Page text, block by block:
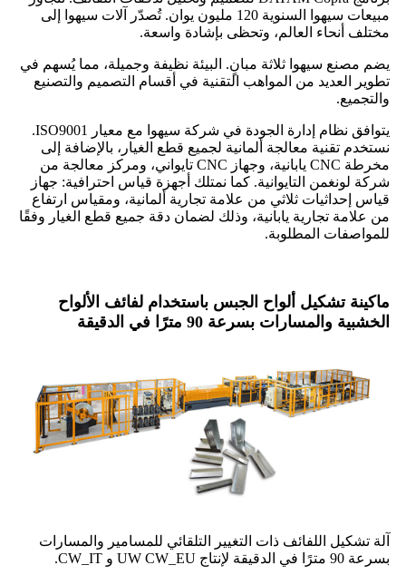
مبيعات سيهوا السنوية 120 مليون يوان. تُصدّر آلات سيهوا إلى
مختلف أنحاء العالم، وتحظى بإشادة واسعة.
يضم مصنع سيهوا ثلاثة مبانٍ. البيئة نظيفة وجميلة، مما يُسهم في
تطوير العديد من المواهب التقنية في أقسام التصميم والتصنيع
والتجميع.
يتوافق نظام إدارة الجودة في شركة سيهوا مع معيار ISO9001.
نستخدم تقنية معالجة ألمانية لجميع قطع الغيار، بالإضافة إلى
مخرطة CNC يابانية، وجهاز CNC تايواني، ومركز معالجة من
شركة لونغمن التايوانية. كما نمتلك أجهزة قياس احترافية: جهاز
قياس إحداثيات ثلاثي من علامة تجارية ألمانية، ومقياس ارتفاع
من علامة تجارية يابانية، وذلك لضمان دقة جميع قطع الغيار وفقًا
للمواصفات المطلوبة.
ماكينة تشكيل ألواح الجبس باستخدام لفائف الألواح
الخشبية والمسارات بسرعة 90 مترًا في الدقيقة
آلة تشكيل اللفائف ذات التغيير التلقائي للمسامير والمسارات
بسرعة 90 مترًا في الدقيقة لإنتاج UW CW_EU و CW_IT.